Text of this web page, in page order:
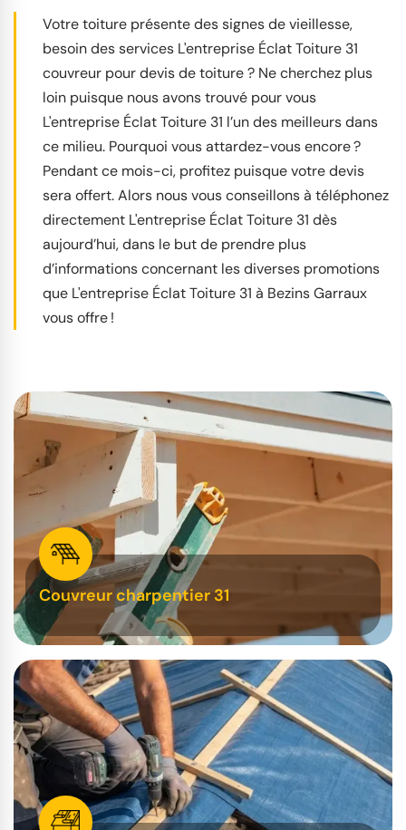
Votre toiture présente des signes de vieillesse,
besoin des services L'entreprise Éclat Toiture 31
couvreur pour devis de toiture ? Ne cherchez plus
loin puisque nous avons trouvé pour vous
L'entreprise Éclat Toiture 31 l’un des meilleurs dans
ce milieu. Pourquoi vous attardez-vous encore ?
Pendant ce mois-ci, profitez puisque votre devis
sera offert. Alors nous vous conseillons à téléphonez
directement L'entreprise Éclat Toiture 31 dès
aujourd’hui, dans le but de prendre plus
d’informations concernant les diverses promotions
que L'entreprise Éclat Toiture 31 à Bezins Garraux
vous offre !
Couvreur charpentier 31